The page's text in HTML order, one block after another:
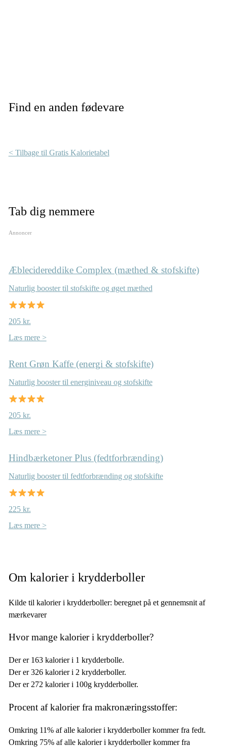
Find en anden fødevare
< Tilbage til Gratis Kalorietabel
Tab dig nemmere
Annoncer
Æblecidereddike Complex (mæthed & stofskifte)
Naturlig booster til stofskifte og øget mæthed
205 kr.
Læs mere >
Rent Grøn Kaffe (energi & stofskifte)
Naturlig booster til energiniveau og stofskifte
205 kr.
Læs mere >
Hindbærketoner Plus (fedtforbrænding)
Naturlig booster til fedtforbrænding og stofskifte
225 kr.
Læs mere >
Om kalorier i krydderboller
Kilde til kalorier i krydderboller: beregnet på et gennemsnit af
mærkevarer
Hvor mange kalorier i krydderboller?
Der er 163 kalorier i 1 krydderbolle.
Der er 326 kalorier i 2 krydderboller.
Der er 272 kalorier i 100g krydderboller.
Procent af kalorier fra makronæringsstoffer:
Omkring 11% af alle kalorier i krydderboller kommer fra fedt.
Omkring 75% af alle kalorier i krydderboller kommer fra